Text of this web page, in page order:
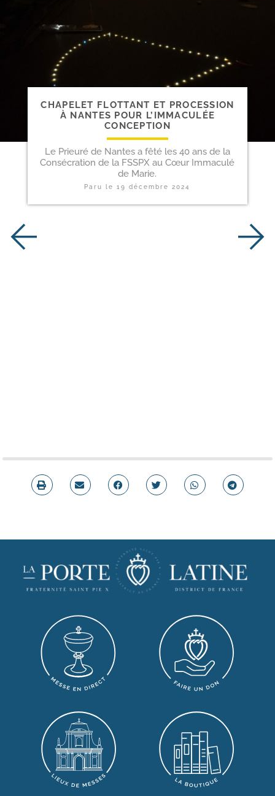
CHAPELET FLOTTANT ET PROCESSION
À NANTES POUR L’IMMACULÉE
CONCEPTION
Le Prieuré de Nantes a fêté les 40 ans de la
Consécration de la FSSPX au Cœur Immaculé
de Marie.
Paru le19 décembre 2024